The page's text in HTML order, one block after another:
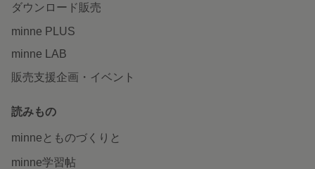
ダウンロード販売
minne PLUS
minne LAB
販売支援企画・イベント
読みもの
minneとものづくりと
minne学習帖